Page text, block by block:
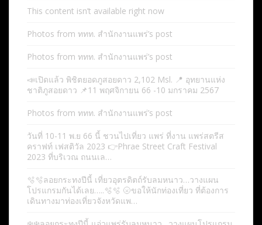
This content isn’t available right now
Photos from ททท. สำนักงานแพร่’s post
Photos from ททท. สำนักงานแพร่’s post
📣เปิดแล้ว พิชิตยอดภูสอยดาว 2,102 Msl. 📍 อุทยานแห่ง
ชาติภูสอยดาว 📌11 พฤศจิกายน 66 -10 มกราคม 2567
Photos from ททท. สำนักงานแพร่’s post
วันที่ 10-11 พ.ย 66 นี้ ชวนไปเที่ยว แพร่ ที่งาน แพร่สตรีส
คราฟท์ เฟสติวัล 2023 👉Phrae Street Craft Festival
2023 ที่บริเวณ ถนนเล…
🫧🫧ลอยกระทงปีนี้ เที่ยวอุตรดิตถ์รับลมหนาว…วางแผน
โปรแกรมกันได้เลย…..🫧🫧 🌝ขอให้นักท่องเที่ยว ที่ต้องการ
เดินทางมาท่องเที่ยวจังหวัดแพ…